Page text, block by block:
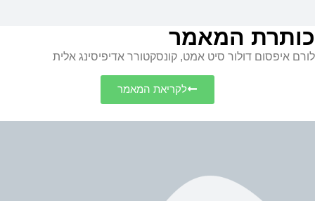
כותרת המאמר
לורם איפסום דולור סיט אמט, קונסקטורר אדיפיסינג אלית
לקריאת המאמר